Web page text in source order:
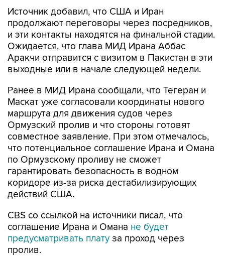
Источник добавил, что США и Иран
продолжают переговоры через посредников,
и эти контакты находятся на финальной стадии.
Ожидается, что глава МИД Ирана Аббас
Аракчи отправится с визитом в Пакистан в эти
выходные или в начале следующей недели.
Ранее в МИД Ирана сообщали, что Тегеран и
Маскат уже согласовали координаты нового
маршрута для движения судов через
Ормузский пролив и что стороны готовят
совместное заявление. При этом отмечалось,
что потенциальное соглашение Ирана и Омана
по Ормузскому проливу не сможет
гарантировать безопасность в водном
коридоре из-за риска дестабилизирующих
действий США.
CBS со ссылкой на источники писал, что
соглашение Ирана и Омана не будет
предусматривать плату за проход через
пролив.